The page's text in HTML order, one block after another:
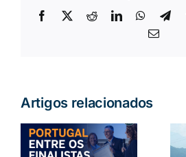
Facebook
X RedditLinkedIn
Email
Artigos relacionados
Conduzir no